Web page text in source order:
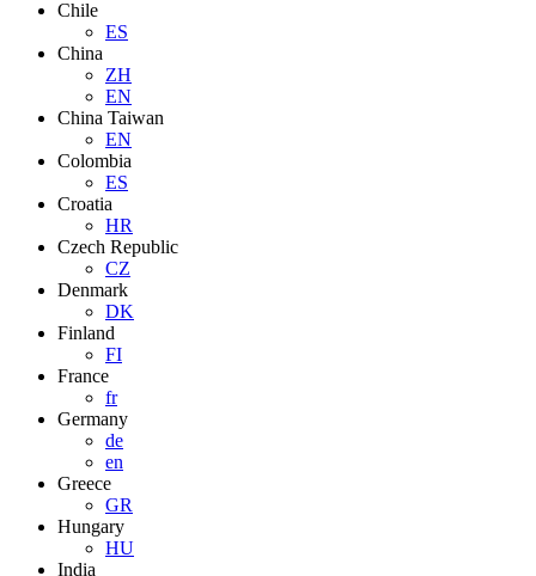
Chile
ES
China
ZH
EN
China Taiwan
EN
Colombia
ES
Croatia
HR
Czech Republic
CZ
Denmark
DK
Finland
FI
France
fr
Germany
de
en
Greece
GR
Hungary
HU
India